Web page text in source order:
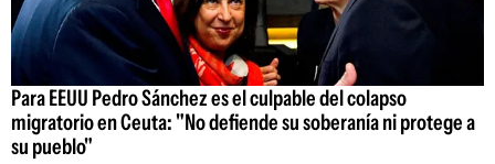
Para EEUU Pedro Sánchez es el culpable del colapso
migratorio en Ceuta: "No defiende su soberanía ni protege a
su pueblo"